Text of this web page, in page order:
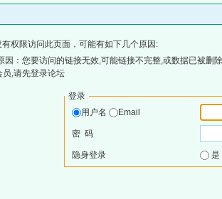
权限访问此页面，可能有如下几个原因:
因：您要访问的链接无效,可能链接不完整,或数据已被删
,请先登录论坛
登录
用户名
Email
密 码
隐身登录